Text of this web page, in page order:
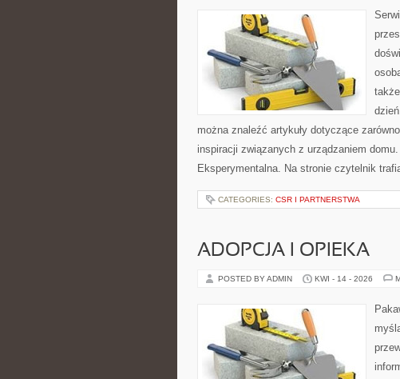
można znaleźć artykuły dotyczące
inspiracji związanych z urządzaniem
Eksperymentalna. Na stronie czytelnik
CATEGORIES: CSR I PARTNERSTWA
ADOPCJA I OPIEKA
POSTED BY ADMIN KWI - 14 - 2026